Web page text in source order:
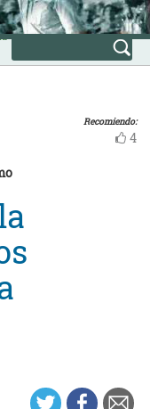
Recomiendo:
4